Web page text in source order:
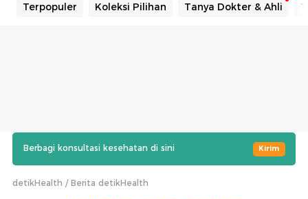
Terpopuler Koleksi Pilihan Tanya Dokter & Ahli
Berbagi konsultasi kesehatan di sini Kirim
detikHealth Berita detikHealth